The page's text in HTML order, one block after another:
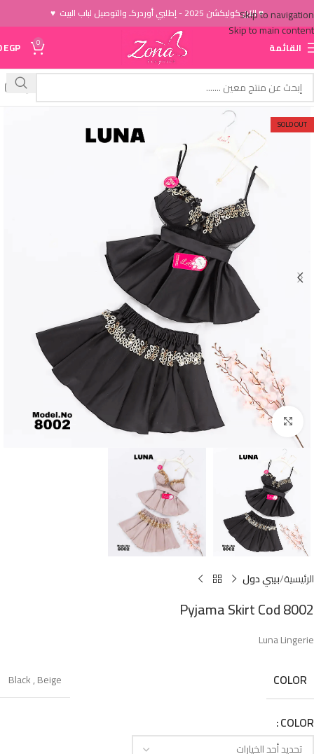
Skip to navigation
Skip to main content
♥ الاَن كوليكشن 2025 - إطلبي أوردركـ والتوصيل لباب البيت ♥
القائمة 0
EGP
SOLD OUT
Click to enlarge
الرئيسية بيبي دول
Pyjama Skirt Cod 8002
Luna Lingerie
COLOR
Black,Beige
COLOR